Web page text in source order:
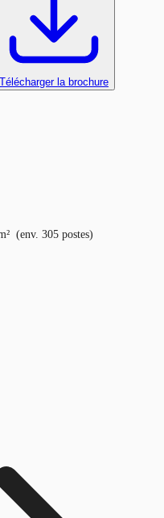
Télécharger la brochure
(env. 305 postes)